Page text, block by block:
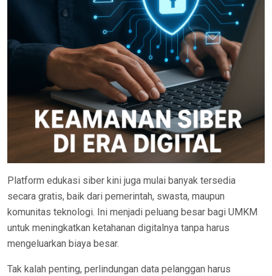
Platform edukasi siber kini juga mulai banyak tersedia
secara gratis, baik dari pemerintah, swasta, maupun
komunitas teknologi. Ini menjadi peluang besar bagi UMKM
untuk meningkatkan ketahanan digitalnya tanpa harus
mengeluarkan biaya besar.
Tak kalah penting, perlindungan data pelanggan harus